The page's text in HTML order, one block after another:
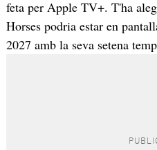
feta per Apple TV+. T'ha
Horses podria estar en
2027 amb la seva setena